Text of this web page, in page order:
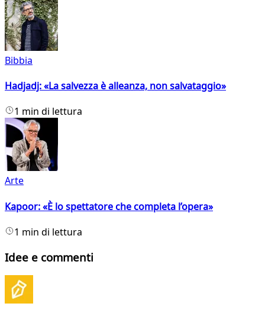
Bibbia
Hadjadj: «La salvezza è alleanza, non salvataggio»
1 min di lettura
Arte
Kapoor: «È lo spettatore che completa l’opera»
1 min di lettura
Idee e commenti